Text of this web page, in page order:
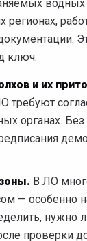
водных
регионах,
ключ.
и их
требуют
органах.
В ЛО
— особенно
нужно
проверки